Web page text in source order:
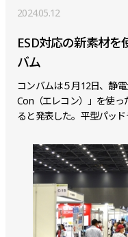
2024.05.12
ESD対応の新素材
バム
コンバムは５月12日、静
Con（エレコン）」を使っ
ると発表した。平型パッ